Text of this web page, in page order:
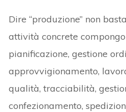
Dire “produzione” non
attività concrete
pianificazione, gestione
approvvigionamento,
qualità, tracciabilità,
confezionamento,